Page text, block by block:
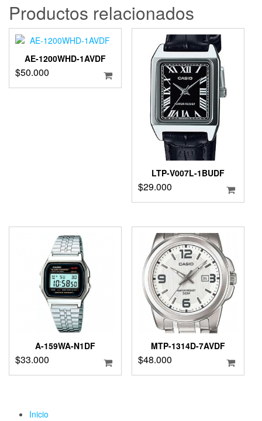
Productos relacionados
AE-1200WHD-1AVDF
$50.000
LTP-V007L-1BUDF
$29.000
A-159WA-N1DF
$33.000
MTP-1314D-7AVDF
$48.000
Inicio